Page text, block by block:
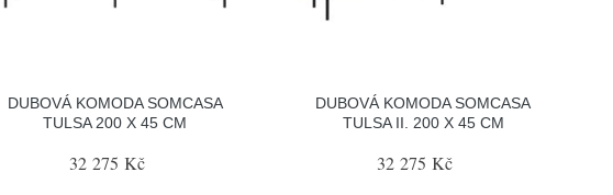
DUBOVÁ KOMODA SOMCASA
TULSA 200 X 45 CM
32 275 Kč
DUBOVÁ KOMODA SOMCASA
TULSA II. 200 X 45 CM
32 275 Kč